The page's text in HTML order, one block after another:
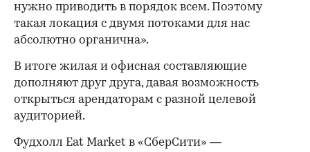
нужно приводить в порядок всем. Поэтому
такая локация с двумя потоками для нас
абсолютно органична».
В итоге жилая и офисная составляющие
дополняют друг друга, давая возможность
открыться арендаторам с разной целевой
аудиторией.
Фудхолл Eat Market в «СберСити» —